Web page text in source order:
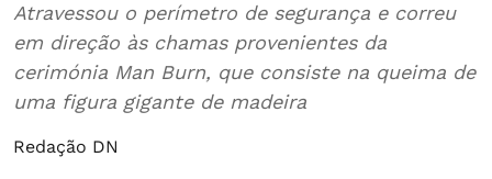
Atravessou o perímetro de segurança e correu
em direção às chamas provenientes da
cerimónia Man Burn, que consiste na queima de
uma figura gigante de madeira
Redação DN